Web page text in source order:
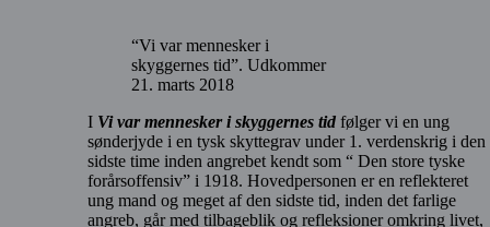
“Vi var mennesker i
skyggernes tid”. Udkommer
21. marts 2018
I Vi var mennesker i skyggernes tid følger vi en ung
sønderjyde i en tysk skyttegrav under 1. verdenskrig i den
sidste time inden angrebet kendt som “ Den store tyske
forårsoffensiv” i 1918. Hovedpersonen er en reflekteret
ung mand og meget af den sidste tid, inden det farlige
angreb, går med tilbageblik og refleksioner omkring livet,